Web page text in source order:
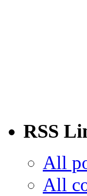
RSS
All
All